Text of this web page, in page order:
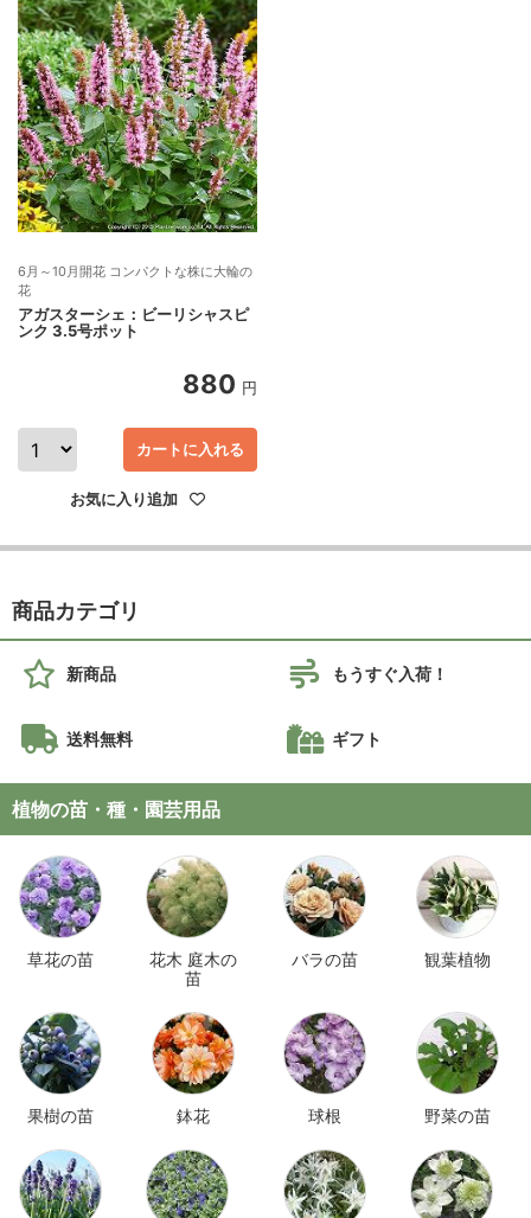
6月～10月開花 コンパクトな株に大輪の
花
アガスターシェ：ビーリシャスピ
ンク 3.5号ポット
880 円
カートに入れる
お気に入り追加
商品カテゴリ
新商品 もうすぐ入荷！
送料無料 ギフト
植物の苗・種・園芸用品
草花の苗
花木 庭木の
苗
バラの苗 観葉植物
果樹の苗 鉢花 球根 野菜の苗